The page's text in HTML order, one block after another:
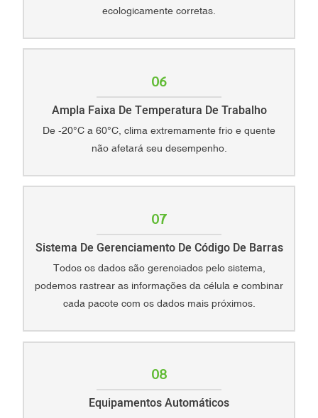
ecologicamente corretas.
06
Ampla Faixa De Temperatura De Trabalho
De -20°C a 60°C, clima extremamente frio e quente
não afetará seu desempenho.
07
Sistema De Gerenciamento De Código De Barras
Todos os dados são gerenciados pelo sistema,
podemos rastrear as informações da célula e combinar
cada pacote com os dados mais próximos.
08
Equipamentos Automáticos